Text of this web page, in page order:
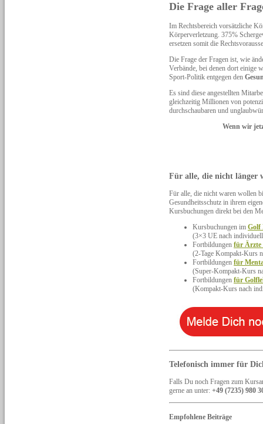
Die Frage aller
Im Rechtsbereich vorsätzliche
Körperverletzung. 375%
ersetzen somit die
Die Frage der Fragen ist, wie
Verbände, bei denen dort einige
Sport-Politik entgegen den
Es sind diese angestellten
gleichzeitig Millionen von
durchschaubaren und
Wenn wir
Für alle, die nicht länger
Für alle, die nicht waren wollen
Gesundheitsschutz in ihrem
Kursbuchungen direkt bei den
Kursbuchungen im Golf
(3×3 UE nach
Fortbildungen für Ärzte
(2-Tage Kompakt-Kurs
Fortbildungen für
(Super-Kompakt-Kurs
Fortbildungen für
(Kompakt-Kurs nach
Telefonisch immer für
Falls Du noch Fragen zum
gerne an unter: +49 (7235) 980
Empfohlene Beiträge